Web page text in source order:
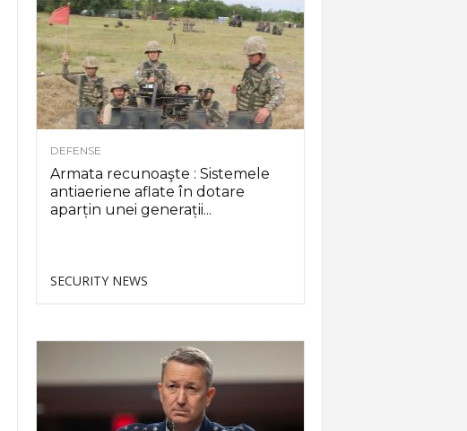
DEFENSE
Armata recunoaşte : Sistemele
antiaeriene aflate în dotare
aparțin unei generații...
SECURITY NEWS